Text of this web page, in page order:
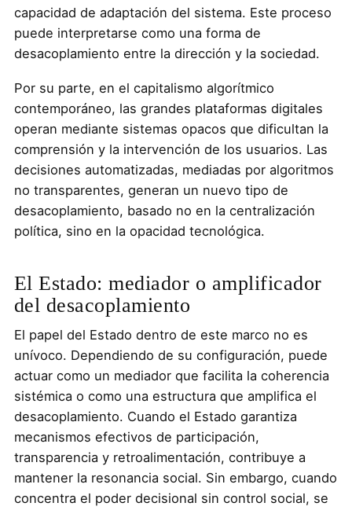
capacidad de adaptación del sistema. Este proceso
puede interpretarse como una forma de
desacoplamiento entre la dirección y la sociedad.
Por su parte, en el capitalismo algorítmico
contemporáneo, las grandes plataformas digitales
operan mediante sistemas opacos que dificultan la
comprensión y la intervención de los usuarios. Las
decisiones automatizadas, mediadas por algoritmos
no transparentes, generan un nuevo tipo de
desacoplamiento, basado no en la centralización
política, sino en la opacidad tecnológica.
El Estado: mediador o amplificador
del desacoplamiento
El papel del Estado dentro de este marco no es
unívoco. Dependiendo de su configuración, puede
actuar como un mediador que facilita la coherencia
sistémica o como una estructura que amplifica el
desacoplamiento. Cuando el Estado garantiza
mecanismos efectivos de participación,
transparencia y retroalimentación, contribuye a
mantener la resonancia social. Sin embargo, cuando
concentra el poder decisional sin control social, se